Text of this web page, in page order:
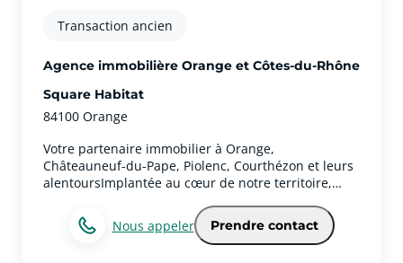
ouverte en semaine de 9h à 12h et de 14h à 17h, et
Transaction ancien
Agence immobilière Orange et Côtes-du-Rhône
Square Habitat
84100 Orange
Votre partenaire immobilier à Orange,
Châteauneuf-du-Pape, Piolenc, Courthézon et leurs
alentoursImplantée au cœur de notre territoire,
tous vos projets d’achat, de vente, de location et
d’investissement à Orange, Châteauneuf-du-Pape,
Piolenc, Courthézon et dans les communes
Prendre contact
Nous appeler